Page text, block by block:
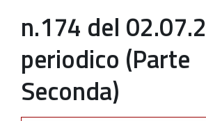
n.174 del
periodico (Parte
Seconda)